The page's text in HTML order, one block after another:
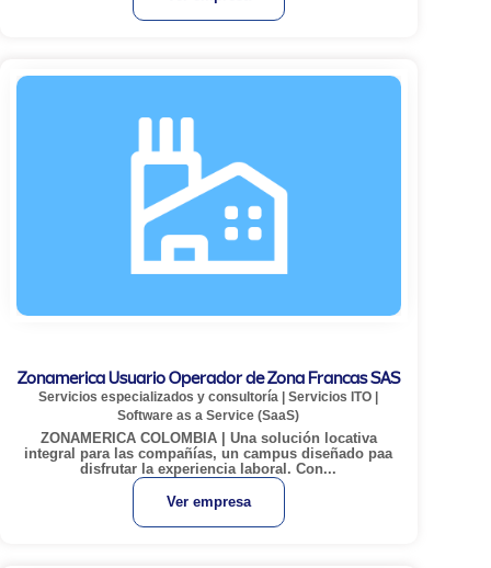
Zonamerica Usuario Operador de Zona Francas SAS
Servicios especializados y consultoría |Servicios ITO
Software as a Service (SaaS)
ZONAMERICA COLOMBIA | Una solución locativa
integral para las compañías, un campus diseñado paa
disfrutar la experiencia laboral. Con...
Ver empresa